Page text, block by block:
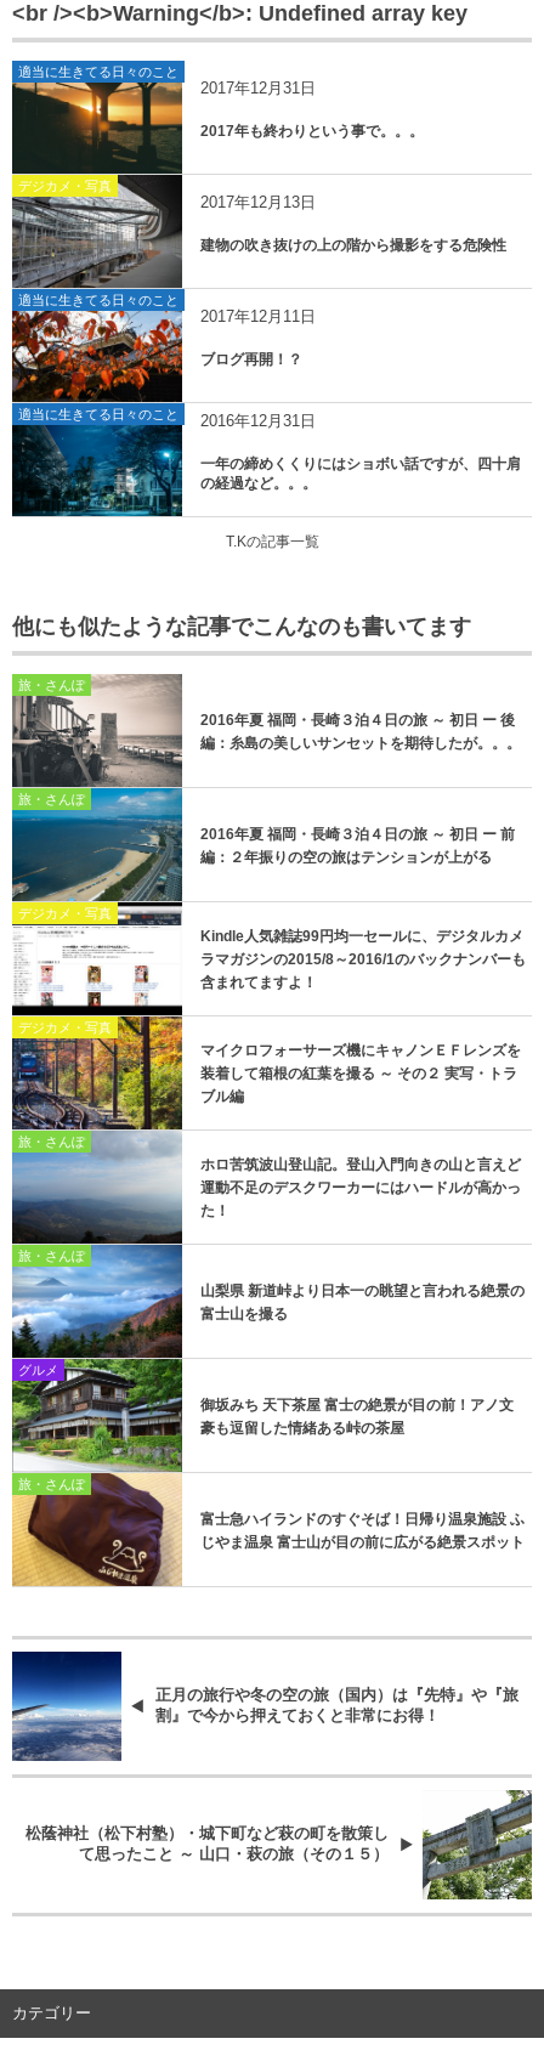
<br /><b>Warning</b>: Undefined array key
適当に生きてる日々のこと
2017年12月31日
2017年も終わりという事で。。。
デジカメ・写真
2017年12月13日
建物の吹き抜けの上の階から撮影をする危険性
適当に生きてる日々のこと
2017年12月11日
ブログ再開！？
適当に生きてる日々のこと 2016年12月31日
一年の締めくくりにはショボい話ですが、四十肩
の経過など。。。
T.Kの記事一覧
他にも似たような記事でこんなのも書いてます
旅・さんぽ
2016年夏 福岡・長崎３泊４日の旅 ～ 初日 ー 後
編：糸島の美しいサンセットを期待したが。。。
旅・さんぽ
2016年夏 福岡・長崎３泊４日の旅 ～ 初日 ー 前
編：２年振りの空の旅はテンションが上がる
デジカメ・写真
Kindle人気雑誌99円均一セールに、デジタルカメ
ラマガジンの2015/8～2016/1のバックナンバーも
含まれてますよ！
デジカメ・写真
マイクロフォーサーズ機にキャノンＥＦレンズを
装着して箱根の紅葉を撮る ～ その２ 実写・トラ
ブル編
旅・さんぽ
ホロ苦筑波山登山記。登山入門向きの山と言えど
運動不足のデスクワーカーにはハードルが高かっ
た！
旅・さんぽ
山梨県 新道峠より日本一の眺望と言われる絶景の
富士山を撮る
グルメ
御坂みち 天下茶屋 富士の絶景が目の前！アノ文
豪も逗留した情緒ある峠の茶屋
旅・さんぽ
富士急ハイランドのすぐそば！日帰り温泉施設 ふ
じやま温泉 富士山が目の前に広がる絶景スポット
正月の旅行や冬の空の旅（国内）は『先特』や『旅
割』で今から押えておくと非常にお得！
松蔭神社（松下村塾）・城下町など萩の町を散策し
て思ったこと ～ 山口・萩の旅（その１５）
カテゴリー